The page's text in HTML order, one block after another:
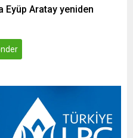
Eyüp Aratay yeniden